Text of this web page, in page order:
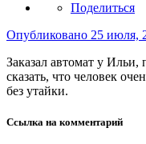
Поделиться
Опубликовано 25 июля,
Заказал автомат у
сказать, что человек
без утайки.
Ссылка на комментарий